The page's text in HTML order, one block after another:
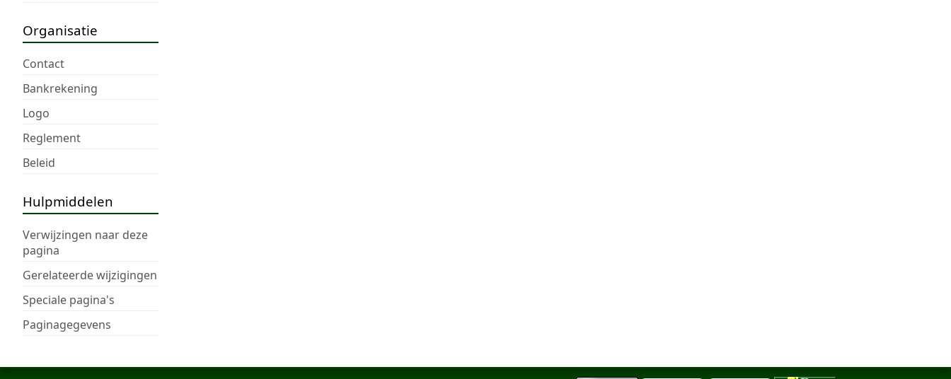
Organisatie
Contact
Bankrekening
Logo
Reglement
Beleid
Hulpmiddelen
Verwijzingen naar deze
pagina
Gerelateerde wijzigingen
Speciale pagina's
Paginagegevens